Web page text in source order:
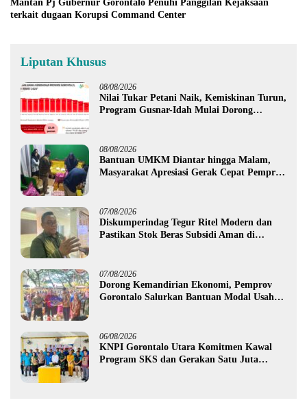
Mantan Pj Gubernur Gorontalo Penuhi Panggilan Kejaksaan
terkait dugaan Korupsi Command Center
Liputan Khusus
08/08/2026
Nilai Tukar Petani Naik, Kemiskinan Turun,
Program Gusnar-Idah Mulai Dorong
08/08/2026
Bantuan UMKM Diantar hingga Malam,
Masyarakat Apresiasi Gerak Cepat Pemprov
07/08/2026
Diskumperindag Tegur Ritel Modern dan
Pastikan Stok Beras Subsidi Aman di
07/08/2026
Dorong Kemandirian Ekonomi, Pemprov
Gorontalo Salurkan Bantuan Modal Usaha
06/08/2026
KNPI Gorontalo Utara Komitmen Kawal
Program SKS dan Gerakan Satu Juta